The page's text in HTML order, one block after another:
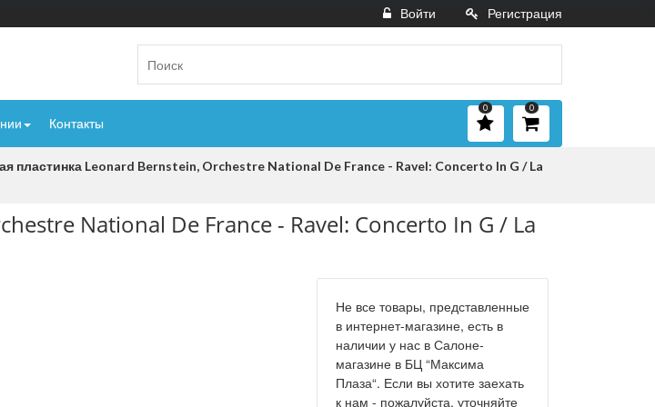
Войти Регистрация
Контакты
0
0
пластинка Leonard Bernstein, Orchestre National De France - Ravel: Concerto In G / La
National De France - Ravel: Concerto In G / La
Не все товары, представленные
в интернет-магазине, есть в
наличии у нас в Салоне-
магазине в БЦ “Максима
Плаза“. Если вы хотите заехать
к нам - пожалуйста, уточняйте